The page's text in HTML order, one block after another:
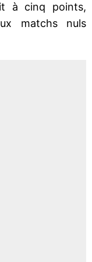
à cinq points,
matchs nuls